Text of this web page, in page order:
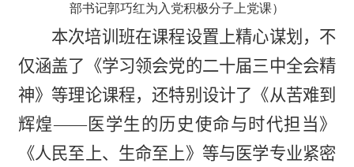
部书记郭巧红为入党积极分子上党课）
本次培训班在课程设置上精心谋划，不
仅涵盖了《学习领会党的二十届三中全会精
神》等理论课程，还特别设计了《从苦难到
辉煌——医学生的历史使命与时代担当》
《人民至上、生命至上》等与医学专业紧密